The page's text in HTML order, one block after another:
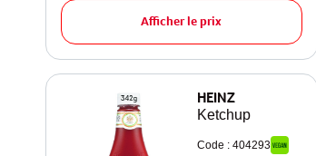
Afficher le prix
HEINZ
Ketchup
Code : 404293